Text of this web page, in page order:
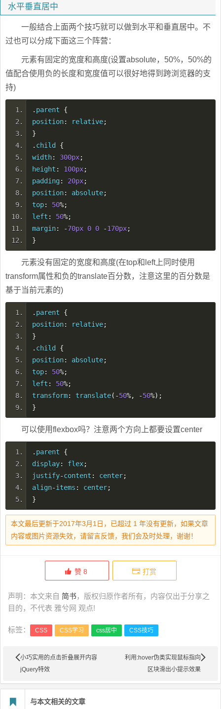
水平垂直居中
一般结合上面两个技巧就可以做到水平和垂直居中。不
过也可以分成下面这三个阵营：
元素有固定的宽度和高度(设置absolute，50%，50%的
值配合使用负的长度和宽度值可以很好地得到跨浏览器的支
持)
. parent {
position: relative;
}
. child {
width: 300px;
height : 100px;
padding: 20px;
position: absolute;
top: 50%;
left : 50%;
margin: -70px 0 0 -170px;
}
元素没有固定的宽度和高度(在top和left上同时使用
transform属性和负的translate百分数，注意这里的百分数是
基于当前元素的)
. parent {
position: relative;
}
. child {
position: absolute;
top: 50%;
left : 50%;
transform: translate(-50%, -50%);
}
可以使用flexbox吗？注意两个方向上都要设置center
. parent {
display: flex;
justify-content : center;
align-items : center;
}
本文最后更新于2017年3月1日，已超过 1 年没有更新，如果文章
内容或图片资源失效，请留言反馈，我们会及时处理，谢谢！
赞 8 打赏
声明：本文来自 简书，版权归原作者所有，内容仅出于分享之
目的，不代表 雅兮网 观点!
标签： CSS CSS学习 css居中 CSS技巧
利用:hover伪类实现鼠标指向
区块滑出小提示效果
小巧实用的点击折叠展开内容
jQuery特效
与本文相关的文章